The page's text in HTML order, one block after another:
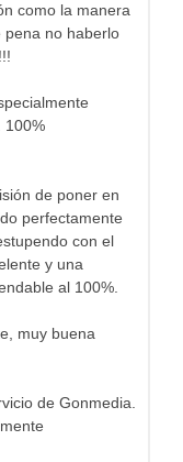
como la manera
pena no haberlo
100%
de poner en
perfectamente
con el
y una
al 100%.
muy buena
de Gonmedia.